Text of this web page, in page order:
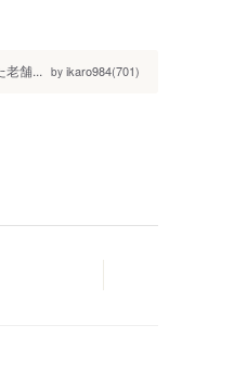
老舗... by ikaro984(701)